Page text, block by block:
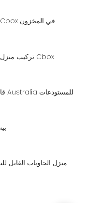
منزل حاوية قابلة للطي Cbox في المخزون
تركيب منزل الحاويات القابل للتوسيع Cbox
Cbox قابلة للطي الحاوية Australia للمستودعات
منزل الحاويات القابل